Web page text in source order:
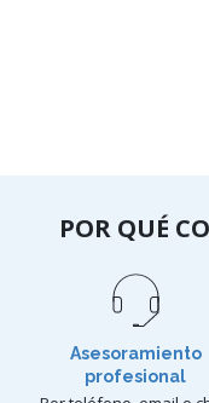
POR QUÉ
Asesoramiento
profesional